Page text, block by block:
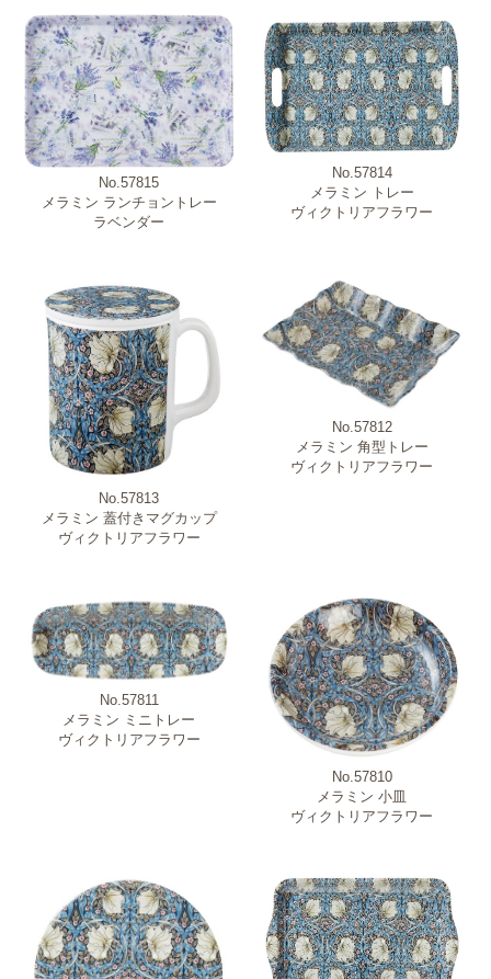
No.57815
メラミン ランチョントレー
ラベンダー
No.57814
メラミン トレー
ヴィクトリアフラワー
No.57813
メラミン 蓋付きマグカップ
ヴィクトリアフラワー
No.57812
メラミン 角型トレー
ヴィクトリアフラワー
No.57811
メラミン ミニトレー
ヴィクトリアフラワー
No.57810
メラミン 小皿
ヴィクトリアフラワー